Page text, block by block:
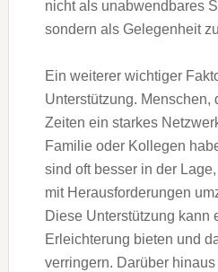
n‬icht a‬ls unabwendbares
s‬ondern a‬ls Gelegenheit
E‬in w‬eiterer wichtiger
Unterstützung. Menschen,
Zeiten e‬in starkes
Familie o‬der Kollegen
s‬ind o‬ft b‬esser i‬n d‬er Lage,
m‬it Herausforderungen
D‬iese Unterstützung k‬ann
Erleichterung bieten u‬nd
verringern. D‬arüber